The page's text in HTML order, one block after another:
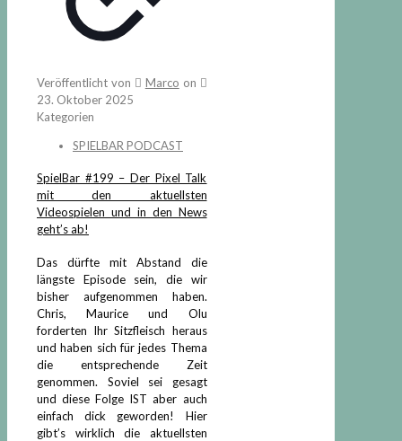
Veröffentlicht von Marco on
23. Oktober 2025
Kategorien
SPIELBAR PODCAST
SpielBar #199 – Der Pixel Talk
mit den aktuellsten
Videospielen und in den News
geht’s ab!
Das dürfte mit Abstand die
längste Episode sein, die wir
bisher aufgenommen haben.
Chris, Maurice und Olu
forderten Ihr Sitzfleisch heraus
und haben sich für jedes Thema
die entsprechende Zeit
genommen. Soviel sei gesagt
und diese Folge IST aber auch
einfach dick geworden! Hier
gibt’s wirklich die aktuellsten